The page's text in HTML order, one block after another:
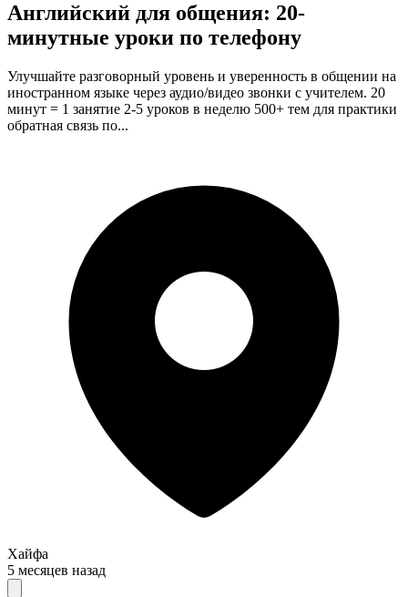
Английский для общения: 20-
минутные уроки по телефону
Улучшайте разговорный уровень и уверенность в общении на
иностранном языке через аудио/видео звонки с учителем. 20
минут = 1 занятие 2-5 уроков в неделю 500+ тем для практики
обратная связь по...
Хайфа
5 месяцев назад